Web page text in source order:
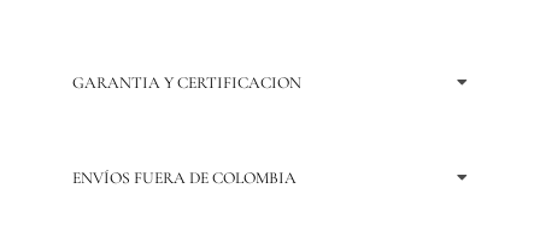
GARANTIA Y CERTIFICACION
ENVÍOS FUERA DE COLOMBIA